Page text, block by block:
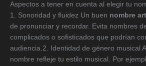
Aspectos a tener en cuenta al elegir tu
1. Sonoridad y fluidez Un buen nombre
de pronunciar y recordar. Evita nombres
complicados o sofisticados que podrían
audiencia.2. Identidad de género musical
nombre refleje tu estilo musical. Por